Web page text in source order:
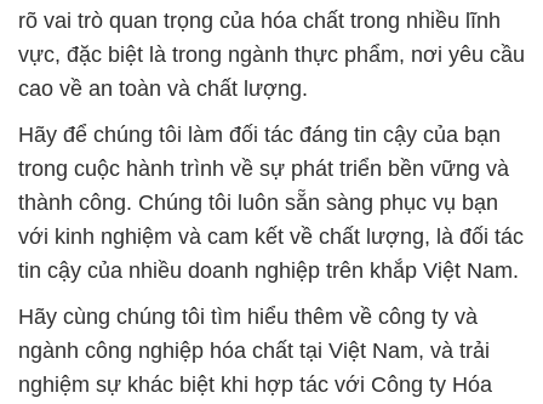
rõ vai trò quan trọng của hóa chất trong nhiều lĩnh
vực, đặc biệt là trong ngành thực phẩm, nơi yêu cầu
cao về an toàn và chất lượng.
Hãy để chúng tôi làm đối tác đáng tin cậy của bạn
trong cuộc hành trình về sự phát triển bền vững và
thành công. Chúng tôi luôn sẵn sàng phục vụ bạn
với kinh nghiệm và cam kết về chất lượng, là đối tác
tin cậy của nhiều doanh nghiệp trên khắp Việt Nam.
Hãy cùng chúng tôi tìm hiểu thêm về công ty và
ngành công nghiệp hóa chất tại Việt Nam, và trải
nghiệm sự khác biệt khi hợp tác với Công ty Hóa